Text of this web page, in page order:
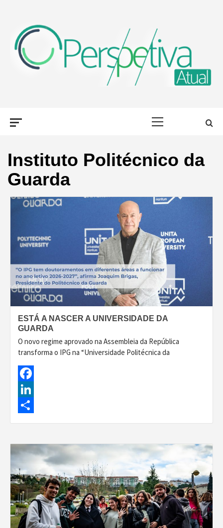
content
ATUAL
Instituto Politécnico da
Guarda
ESTÁ A NASCER A UNIVERSIDADE DA
GUARDA
O novo regime aprovado na Assembleia da República
transforma o IPG na “Universidade Politécnica da
Facebook
LinkedIn
Share